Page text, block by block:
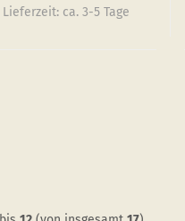
Lieferzeit: ca. 3-5 Tage